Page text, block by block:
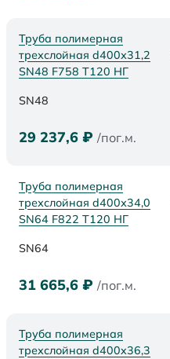
Труба полимерная
трехслойная d400х31,2
SN48 F758 Т120 НГ
SN48
29 237,6 ₽ /пог.м.
Труба полимерная
трехслойная d400х34,0
SN64 F822 Т120 НГ
SN64
31 665,6 ₽ /пог.м.
Труба полимерная
трехслойная d400x36,3